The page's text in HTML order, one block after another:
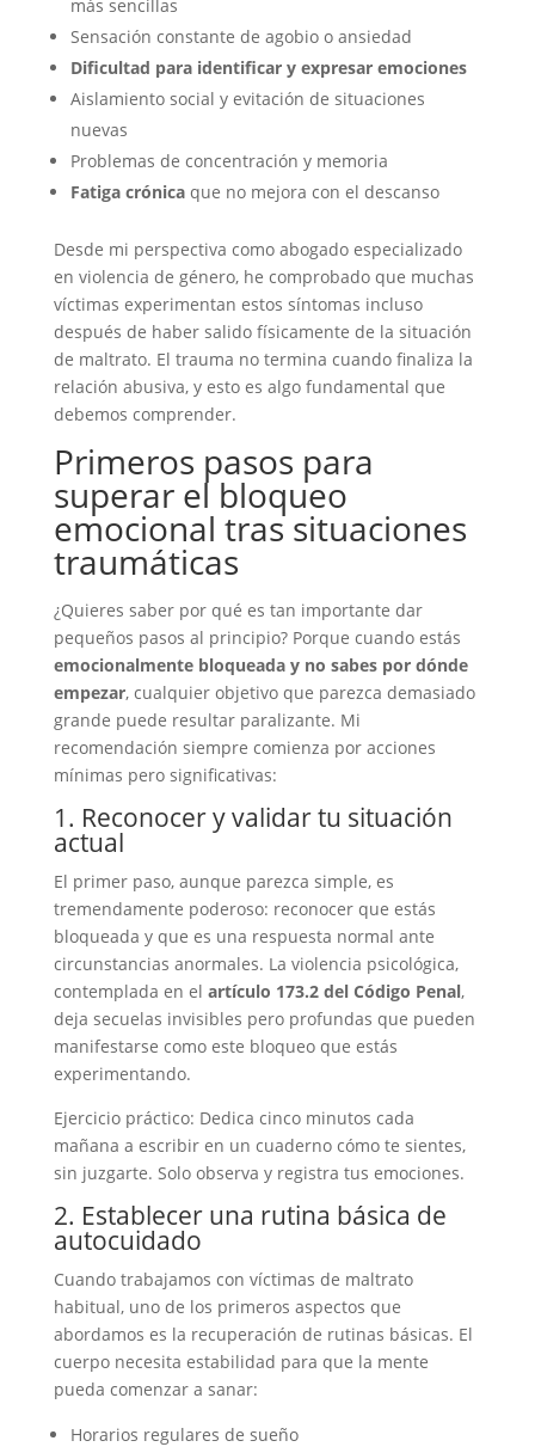
más sencillas
Sensación constante de agobio o ansiedad
Dificultad para identificar y expresar emociones
Aislamiento social y evitación de situaciones
nuevas
Problemas de concentración y memoria
Fatiga crónicaque no mejora con el descanso
Desde mi perspectiva como abogado especializado
en violencia de género, he comprobado que muchas
víctimas experimentan estos síntomas incluso
después de haber salido físicamente de la situación
de maltrato. El trauma no termina cuando finaliza la
relación abusiva, y esto es algo fundamental que
debemos comprender.
Primeros pasos para
superar el bloqueo
emocional tras situaciones
traumáticas
¿Quieres saber por qué es tan importante dar
pequeños pasos al principio? Porque cuando estás
emocionalmente bloqueada y no sabes por dónde
empezar, cualquier objetivo que parezca demasiado
grande puede resultar paralizante. Mi
recomendación siempre comienza por acciones
mínimas pero significativas:
1. Reconocer y validar tu situación
actual
El primer paso, aunque parezca simple, es
tremendamente poderoso: reconocer que estás
bloqueada y que es una respuesta normal ante
circunstancias anormales. La violencia psicológica,
contemplada en el artículo 173.2 del Código Penal,
deja secuelas invisibles pero profundas que pueden
manifestarse como este bloqueo que estás
experimentando.
Ejercicio práctico: Dedica cinco minutos cada
mañana a escribir en un cuaderno cómo te sientes,
sin juzgarte. Solo observa y registra tus emociones.
2. Establecer una rutina básica de
autocuidado
Cuando trabajamos con víctimas de maltrato
habitual, uno de los primeros aspectos que
abordamos es la recuperación de rutinas básicas. El
cuerpo necesita estabilidad para que la mente
pueda comenzar a sanar:
Horarios regulares de sueño